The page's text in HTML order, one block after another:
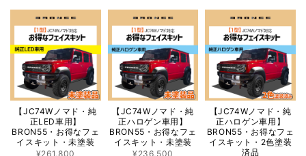
【JC74Wノマド・純
正LED車用】
BRON55・お得なフェ
イスキット・未塗装
¥261,800
【JC74Wノマド・純
正ハロゲン車用】
BRON55・お得なフェ
イスキット・未塗装
¥236,500
【JC74Wノマド・純
正ハロゲン車用】
BRON55・お得なフェ
イスキット・2色塗装
済品